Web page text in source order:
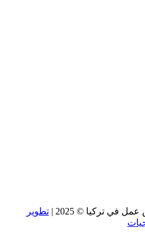
في تركيا © 2025 |
تطوير